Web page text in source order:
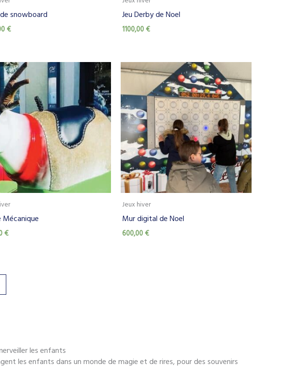
snowboard
€
Jeu Derby de Noel
1100,00€
Mécanique
€
Jeux hiver
Mur digital de Noel
600,00€
les enfants
les enfants dans un monde de magie et de rires, pour des souvenirs